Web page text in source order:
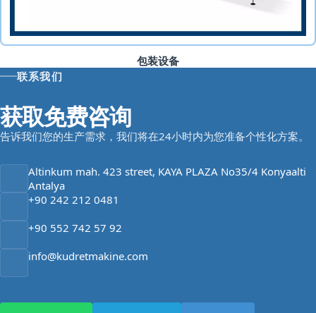
包装设备
联系我们
获取免费咨询
告诉我们您的生产需求，我们将在24小时内为您准备个性化方案。
Altinkum mah. 423 street, KAYA PLAZA No35/4 Konyaalti
Antalya
+90 242 212 0481
+90 552 742 57 92
info@kudretmakine.com